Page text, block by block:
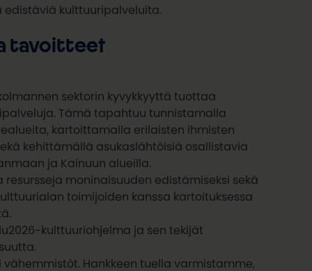
kulttuuripalveluita.
tavoitteet
sektorin kyvykkyyttä tuottaa
Tämä tapahtuu ​tunnistamalla
kartoittamalla erilaisten ihmisten
kehittämällä asukaslähtöisiä osallistavia
ja Kainuun alueilla.​
moninaisuuden edistämiseksi sekä
toimijoiden kanssa kartoituksessa
kulttuuriohjelma ja sen tekijät
Hankkeen tuella varmistamme,